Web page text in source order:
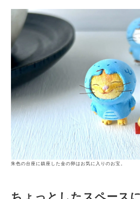
朱色の台座に鎮座した金の卵はお気に入りのお宝。